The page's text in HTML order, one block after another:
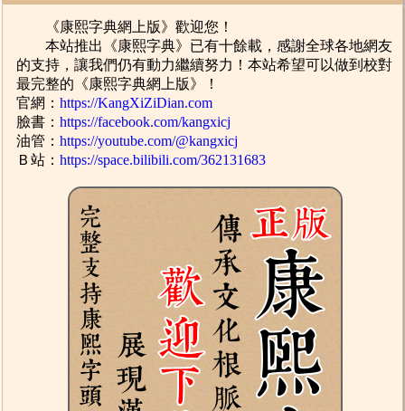
《康熙字典網上版》歡迎您！
本站推出《康熙字典》已有十餘載，感謝全球各地網友
的支持，讓我們仍有動力繼續努力！本站希望可以做到校對
最完整的《康熙字典網上版》！
官網：https://KangXiZiDian.com
臉書：https://facebook.com/kangxicj
油管：https://youtube.com/@kangxicj
Ｂ站：https://space.bilibili.com/362131683